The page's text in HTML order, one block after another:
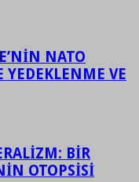
NATO
YEDEKLENME VE
BİR
OTOPSİSİ